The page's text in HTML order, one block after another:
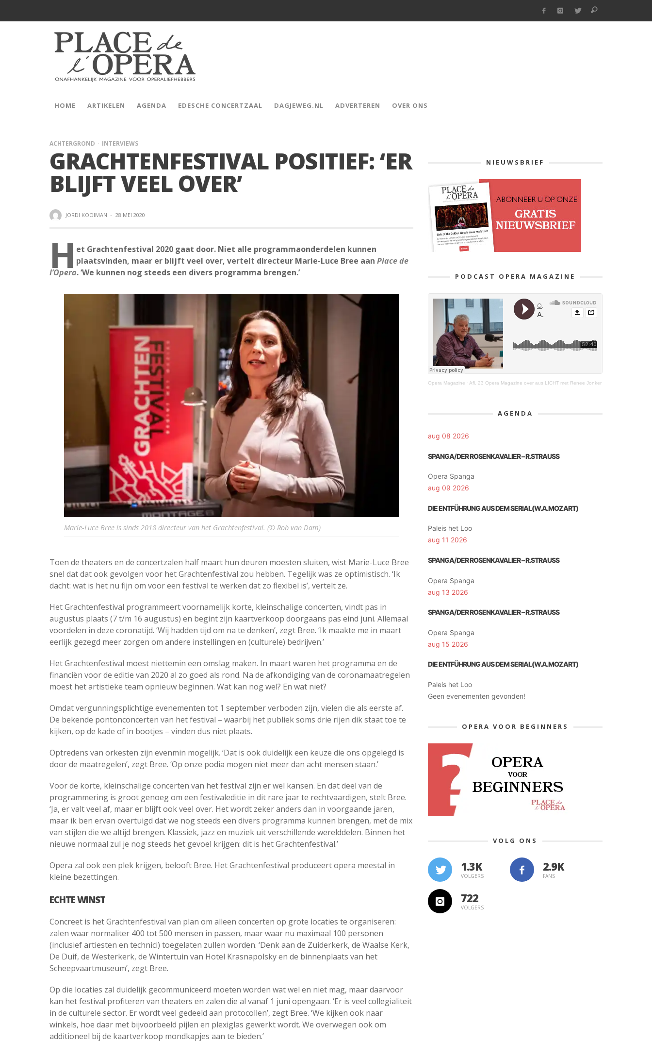
HOME ARTIKELEN AGENDA EDESCHE CONCERTZAAL DAGJEWEG.NL ADVERTEREN OVER ONS
ACHTERGROND INTERVIEWS
GRACHTENFESTIVAL POSITIEF: ‘ER
BLIJFT VEEL OVER’
JORDI KOOIMAN · 28 MEI 2020
H et Grachtenfestival 2020 gaat door. Niet alle programmaonderdelen kunnen
plaatsvinden, maar er blijft veel over, vertelt directeur Marie-Luce Bree aan Place de
l’Opera. ‘We kunnen nog steeds een divers programma brengen.’
Marie-Luce Bree is sinds 2018 directeur van het Grachtenfestival. (© Rob van Dam)
Toen de theaters en de concertzalen half maart hun deuren moesten sluiten, wist Marie-Luce Bree
snel dat dat ook gevolgen voor het Grachtenfestival zou hebben. Tegelijk was ze optimistisch. ‘Ik
dacht: wat is het nu fijn om voor een festival te werken dat zo flexibel is’, vertelt ze.
Het Grachtenfestival programmeert voornamelijk korte, kleinschalige concerten, vindt pas in
augustus plaats (7 t/m 16 augustus) en begint zijn kaartverkoop doorgaans pas eind juni. Allemaal
voordelen in deze coronatijd. ‘Wij hadden tijd om na te denken’, zegt Bree. ‘Ik maakte me in maart
eerlijk gezegd meer zorgen om andere instellingen en (culturele) bedrijven.’
Het Grachtenfestival moest niettemin een omslag maken. In maart waren het programma en de
financiën voor de editie van 2020 al zo goed als rond. Na de afkondiging van de coronamaatregelen
moest het artistieke team opnieuw beginnen. Wat kan nog wel? En wat niet?
Omdat vergunningsplichtige evenementen tot 1 september verboden zijn, vielen die als eerste af.
De bekende pontonconcerten van het festival – waarbij het publiek soms drie rijen dik staat toe te
kijken, op de kade of in bootjes – vinden dus niet plaats.
Optredens van orkesten zijn evenmin mogelijk. ‘Dat is ook duidelijk een keuze die ons opgelegd is
door de maatregelen’, zegt Bree. ‘Op onze podia mogen niet meer dan acht mensen staan.’
Voor de korte, kleinschalige concerten van het festival zijn er wel kansen. En dat deel van de
programmering is groot genoeg om een festivaleditie in dit rare jaar te rechtvaardigen, stelt Bree.
‘Ja, er valt veel af, maar er blijft ook veel over. Het wordt zeker anders dan in voorgaande jaren,
maar ik ben ervan overtuigd dat we nog steeds een divers programma kunnen brengen, met de mix
van stijlen die we altijd brengen. Klassiek, jazz en muziek uit verschillende werelddelen. Binnen het
nieuwe normaal zul je nog steeds het gevoel krijgen: dit is het Grachtenfestival.’
Opera zal ook een plek krijgen, belooft Bree. Het Grachtenfestival produceert opera meestal in
kleine bezettingen.
ECHTE WINST
Concreet is het Grachtenfestival van plan om alleen concerten op grote locaties te organiseren:
zalen waar normaliter 400 tot 500 mensen in passen, maar waar nu maximaal 100 personen
(inclusief artiesten en technici) toegelaten zullen worden. ‘Denk aan de Zuiderkerk, de Waalse Kerk,
De Duif, de Westerkerk, de Wintertuin van Hotel Krasnapolsky en de binnenplaats van het
Scheepvaartmuseum’, zegt Bree.
Op die locaties zal duidelijk gecommuniceerd moeten worden wat wel en niet mag, maar daarvoor
kan het festival profiteren van theaters en zalen die al vanaf 1 juni opengaan. ‘Er is veel collegialiteit
in de culturele sector. Er wordt veel gedeeld aan protocollen’, zegt Bree. ‘We kijken ook naar
winkels, hoe daar met bijvoorbeeld pijlen en plexiglas gewerkt wordt. We overwegen ook om
additioneel bij de kaartverkoop mondkapjes aan te bieden.’
NIEUWSBRIEF
PODCAST OPERA MAGAZINE
Opera Magazine · Afl. 23 Opera Magazine over aus LICHT met Renee Jonker
AGENDA
aug 08 2026
SPANGA/DER ROSENKAVALIER – R.STRAUSS
Opera Spanga
aug 09 2026
DIE ENTFÜHRUNG AUS DEM SERIAL(W.A.MOZART)
Paleis het Loo
aug 11 2026
SPANGA/DER ROSENKAVALIER – R.STRAUSS
Opera Spanga
aug 13 2026
SPANGA/DER ROSENKAVALIER – R.STRAUSS
Opera Spanga
aug 15 2026
DIE ENTFÜHRUNG AUS DEM SERIAL(W.A.MOZART)
Paleis het Loo
Geen evenementen gevonden!
OPERA VOOR BEGINNERS
VOLG ONS
1.3K
VOLGERS FANS
722
VOLGERS